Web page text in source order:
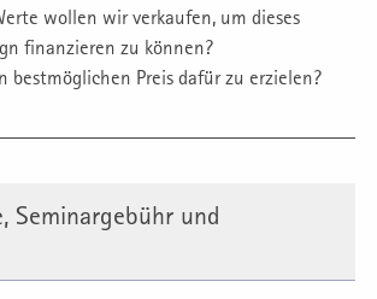
wollen wir verkaufen, um dieses
finanzieren zu können?
bestmöglichen Preis dafür zu erzielen?
Seminargebühr und